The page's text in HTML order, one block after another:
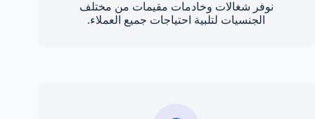
نوفر شغالات وخادمات مقيمات من مختلف
الجنسيات لتلبية احتياجات جميع العملاء.